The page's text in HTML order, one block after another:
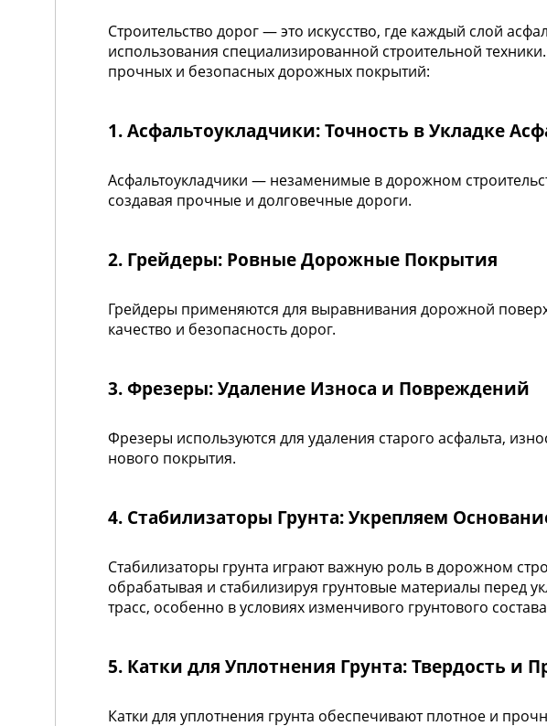
Строительство дорог — это искусство, где каждый слой
использования специализированной строительной
прочных и безопасных дорожных покрытий:
1. Асфальтоукладчики: Точность в Укладке
Асфальтоукладчики — незаменимые в дорожном
создавая прочные и долговечные дороги.
2. Грейдеры: Ровные Дорожные Покрытия
Грейдеры применяются для выравнивания дорожной
качество и безопасность дорог.
3. Фрезеры: Удаление Износа и Повреждений
Фрезеры используются для удаления старого асфальта,
нового покрытия.
4. Стабилизаторы Грунта: Укрепляем
Стабилизаторы грунта играют важную роль в дорожном
обрабатывая и стабилизируя грунтовые материалы перед
трасс, особенно в условиях изменчивого грунтового
5. Катки для Уплотнения Грунта: Твердость и
Катки для уплотнения грунта обеспечивают плотное и